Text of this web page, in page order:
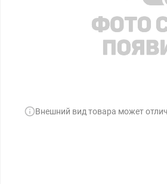
Внешний вид товара может